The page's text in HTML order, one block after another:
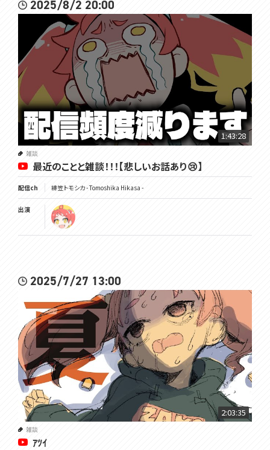
2025/8/2 20:00
1:43:28
雑談
最近のことと雑談！！！【悲しいお話あり😢】
配信ch 緋笠トモシカ - Tomoshika Hikasa -
出演
2025/7/27 13:00
2:03:35
雑談
ｱﾂｲ